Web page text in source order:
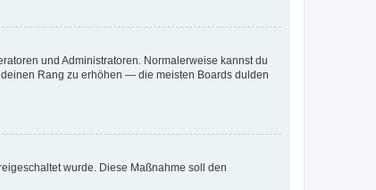
und Administratoren. Normalerweise kannst du
Rang zu erhöhen — die meisten Boards dulden
wurde. Diese Maßnahme soll den